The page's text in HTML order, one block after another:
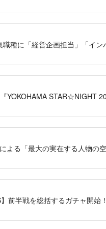
職種に「経営企画担当」「イ
YOKOHAMA STAR☆NIGHT
よる「最大の実在する人物の
】前半戦を総括するガチャ開始